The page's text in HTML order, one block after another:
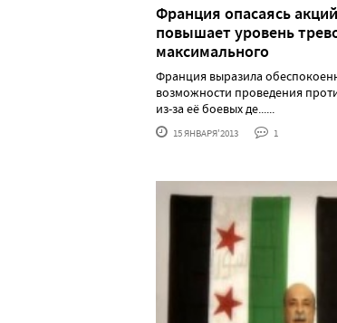
Франция опасаясь
повышает уровень
максимального
Франция выразила
возможности проведения
из-за её боевых де......
15 ЯНВАРЯ'2013 1